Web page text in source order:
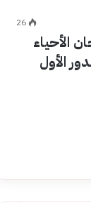
26
الأحياء